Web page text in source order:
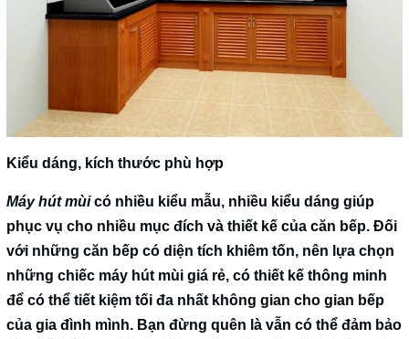
Kiểu dáng, kích thước phù hợp
Máy hút mùicó nhiều kiểu mẫu, nhiều kiểu dáng giúp
phục vụ cho nhiều mục đích và thiết kế của căn bếp. Đối
với những căn bếp có diện tích khiêm tốn, nên lựa chọn
những chiếc máy hút mùi giá rẻ, có thiết kế thông minh
để có thể tiết kiệm tối đa nhất không gian cho gian bếp
của gia đình mình. Bạn đừng quên là vẫn có thể đảm bảo